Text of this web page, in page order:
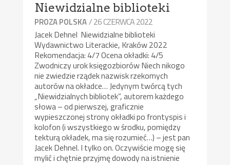
Niewidzialne biblioteki
PROZA POLSKA/ 26 CZERWCA 2022
Jacek Dehnel Niewidzialne biblioteki
Wydawnictwo Literackie, Kraków 2022
Rekomendacja: 4/7 Ocena okładki: 4/5
Zwodniczy urok księgozbiorów Niech nikogo
nie zwiedzie rządek nazwisk rzekomych
autorów na okładce… Jedynym twórcą tych
„Niewidzialnych bibliotek”, autorem każdego
słowa – od pierwszej, graficznie
wypieszczonej strony okładki po frontyspis i
kolofon (i wszystkiego w środku, pomiędzy
tekturą okładek, ma się rozumieć…) – jest pan
Jacek Dehnel. I tylko on. Oczywiście mogę się
mylić i chętnie przyjmę dowody na istnienie